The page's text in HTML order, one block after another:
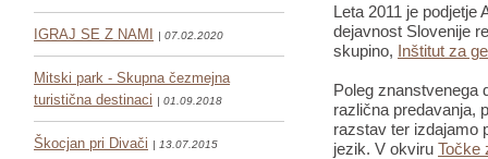
IGRAJ SE Z NAMI | 07.02.2020
Mitski park - Skupna čezmejna
turistična destinaci | 01.09.2018
Škocjan pri Divači | 13.07.2015
Leta 2011 je
dejavnost Slovenije
skupino,
Inštitut za
Poleg znanstvenega
različna predavanja,
razstav ter izdajamo
jezik. V okviru Točke